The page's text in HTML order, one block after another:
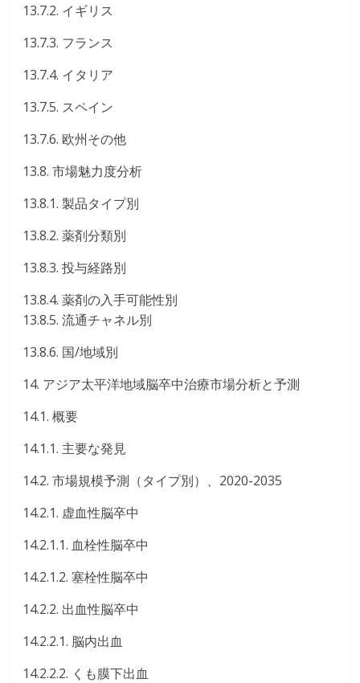
13.7.2. イギリス
13.7.3. フランス
13.7.4. イタリア
13.7.5. スペイン
13.7.6. 欧州その他
13.8. 市場魅力度分析
13.8.1. 製品タイプ別
13.8.2. 薬剤分類別
13.8.3. 投与経路別
13.8.4. 薬剤の入手可能性別
13.8.5. 流通チャネル別
13.8.6. 国/地域別
14. アジア太平洋地域脳卒中治療市場分析と予測
14.1. 概要
14.1.1. 主要な発見
14.2. 市場規模予測（タイプ別）、2020-2035
14.2.1. 虚血性脳卒中
14.2.1.1. 血栓性脳卒中
14.2.1.2. 塞栓性脳卒中
14.2.2. 出血性脳卒中
14.2.2.1. 脳内出血
14.2.2.2. くも膜下出血